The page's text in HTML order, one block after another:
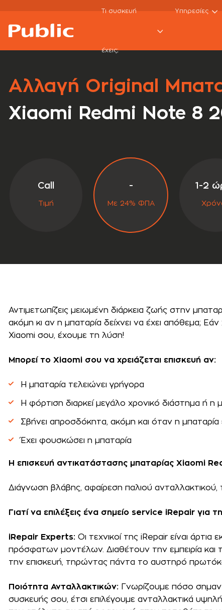
Τι συσκευή
έχεις;
Υπηρεσίες
xiaomi repairs
Αλλαγή Original
Xiaomi Redmi Note 8
Call
Τιμή
-
Με 24% ΦΠΑ
1-2
Αντιμετωπίζεις μειωμένη διάρκεια ζωής στην
ακόμη κι αν η μπαταρία δείχνει να έχει απόθεμα;
Xiaomi σου, έχουμε τη λύση!
Μπορεί το Xiaomi σου να χρειάζεται επισκευή αν:
Η μπαταρία τελειώνει γρήγορα
Η φόρτιση διαρκεί μεγάλο χρονικό διάστημα ή η
Σβήνει απροσδόκητα, ακόμη και όταν η
Έχει φουσκώσει η μπαταρία
Η επισκευή αντικατάστασης μπαταρίας Xiaomi
Διάγνωση βλάβης, αφαίρεση παλιού
Γιατί να επιλέξεις ένα σημείο service iRepair για
iRepair Experts: Οι τεχνικοί της iRepair είναι
πρόσφατων μοντέλων. Διαθέτουν την εμπειρία και
την επισκευή, τηρώντας πάντα το αυστηρό
Ποιότητα Ανταλλακτικών: Γνωρίζουμε πόσο
συσκευής σου, έτσι επιλέγουμε ανταλλακτικά